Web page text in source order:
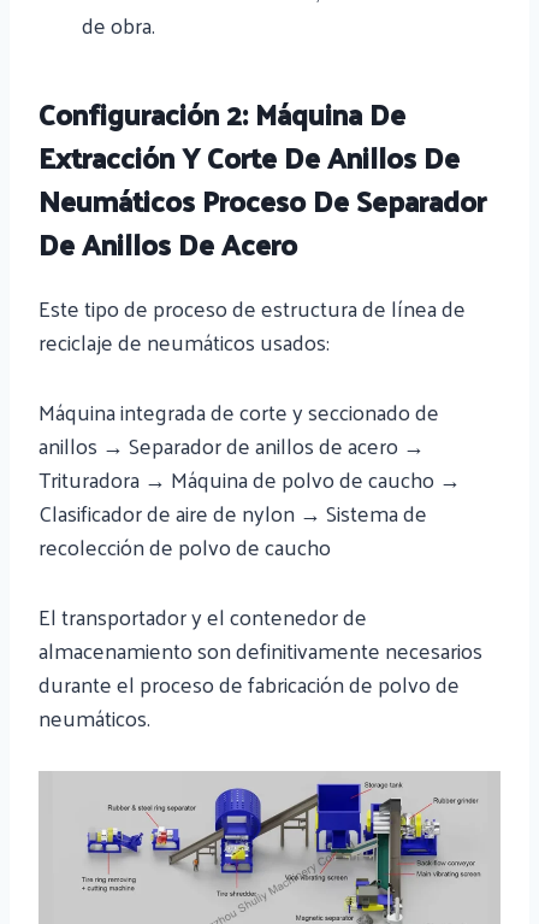
de obra.
Configuración 2: Máquina De
Extracción Y Corte De Anillos De
Neumáticos Proceso De Separador
De Anillos De Acero
Este tipo de proceso de estructura de línea de
reciclaje de neumáticos usados:
Máquina integrada de corte y seccionado de
anillos → Separador de anillos de acero →
Trituradora → Máquina de polvo de caucho →
Clasificador de aire de nylon → Sistema de
recolección de polvo de caucho
El transportador y el contenedor de
almacenamiento son definitivamente necesarios
durante el proceso de fabricación de polvo de
neumáticos.